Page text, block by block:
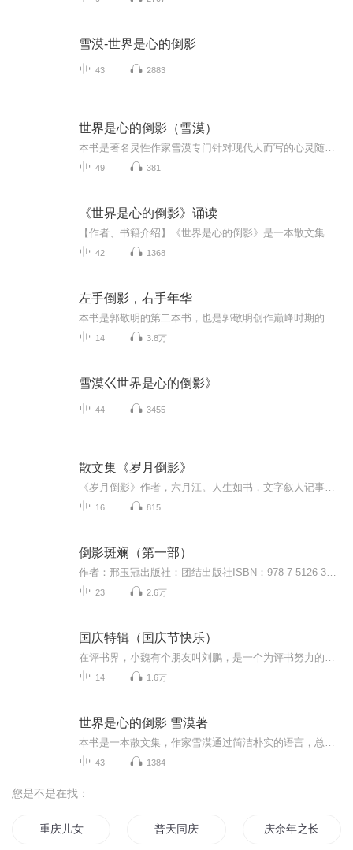
雪漠-世界是心的倒影
43 2883
世界是心的倒影（雪漠）
49 381
《世界是心的倒影》诵读
42 1368
左手倒影，右手年华
14 3.8万
雪漠巜世界是心的倒影》
44 3455
散文集《岁月倒影》
16 815
倒影斑斓（第一部）
23 2.6万
国庆特辑（国庆节快乐）
14 1.6万
世界是心的倒影 雪漠著
43 1384
您是不是在找：
重庆儿女 普天同庆 庆余年之长歌行